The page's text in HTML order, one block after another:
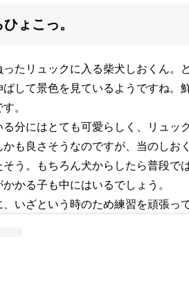
ょこっ。
たリュックに入る柴犬しおくん。
して景色を見ているようですね。
。
分にはとても可愛らしく、リュッ
も良さそうなのですが、当のしお
う。もちろん犬からしたら普段で
かる子も中にはいるでしょう。
いざという時のため練習を頑張って